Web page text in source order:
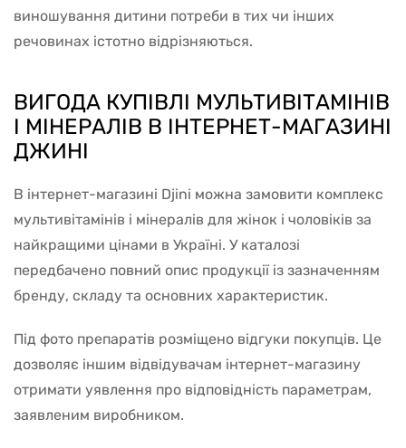
виношування дитини потреби в тих чи інших
речовинах істотно відрізняються.
ВИГОДА КУПІВЛІ МУЛЬТИВІТАМІНІВ
І МІНЕРАЛІВ В ІНТЕРНЕТ-МАГАЗИНІ
ДЖИНІ
В інтернет-магазині Djini можна замовити комплекс
мультивітамінів і мінералів для жінок і чоловіків за
найкращими цінами в Україні. У каталозі
передбачено повний опис продукції із зазначенням
бренду, складу та основних характеристик.
Під фото препаратів розміщено відгуки покупців. Це
дозволяє іншим відвідувачам інтернет-магазину
отримати уявлення про відповідність параметрам,
заявленим виробником.